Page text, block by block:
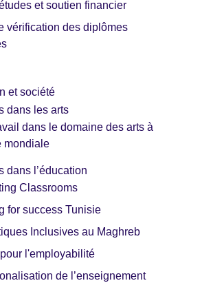
et soutien financier
vérification des diplômes
et société
dans les arts
dans le domaine des arts à
mondiale
dans l’éducation
Classrooms
for success Tunisie
Inclusives au Maghreb
l'employabilité
de l’enseignement